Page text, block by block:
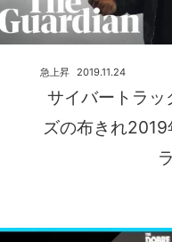
サイバートラ
ズの布きれ
2019.11.24
急上昇